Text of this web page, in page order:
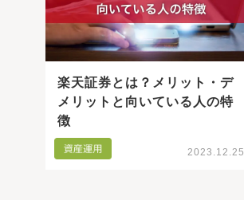
楽天証券とは？メリット・デ
メリットと向いている人の特
徴
2023.12.25